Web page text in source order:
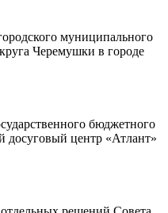
муниципального
Черемушки в городе
бюджетного
центр «Атлант»